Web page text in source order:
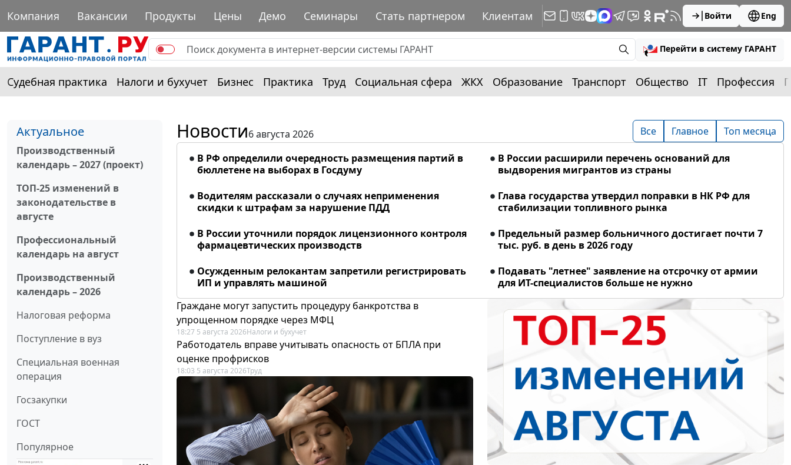
Компания Вакансии Продукты Цены Демо Семинары Стать партнером Клиентам Войти Eng
Перейти в систему ГАРАНТ
Судебная практика Налоги и бухучет Бизнес Практика Труд Социальная сфера ЖКХ Образование Транспорт Общество IT Профессия
Актуальное
Производственный
календарь – 2027 (проект)
ТОП-25 изменений в
законодательстве в
августе
Профессиональный
календарь на август
Производственный
календарь – 2026
Налоговая реформа
Поступление в вуз
Специальная военная
операция
Госзакупки
ГОСТ
Популярное
Новости6 августа 2026 Все Главное Топ месяца
В РФ определили очередность размещения партий в
бюллетене на выборах в Госдуму
В России расширили перечень оснований для
выдворения мигрантов из страны
Водителям рассказали о случаях неприменения
скидки к штрафам за нарушение ПДД
Глава государства утвердил поправки в НК РФ для
стабилизации топливного рынка
В России уточнили порядок лицензионного контроля
фармацевтических производств
Предельный размер больничного достигает почти 7
тыс. руб. в день в 2026 году
Осужденным релокантам запретили регистрировать
ИП и управлять машиной
Подавать "летнее" заявление на отсрочку от армии
для ИТ-специалистов больше не нужно
Граждане могут запустить процедуру банкротства в
упрощенном порядке через МФЦ
18:27 5 августа 2026Налоги и бухучет
Работодатель вправе учитывать опасность от БПЛА при
оценке профрисков
18:03 5 августа 2026Труд